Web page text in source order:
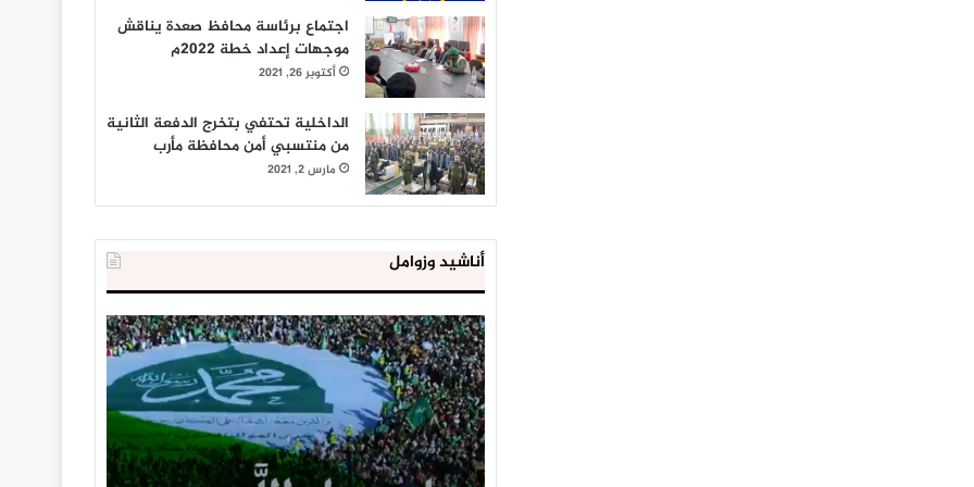
اجتماع برئاسة محافظ صعدة يناقش
موجهات إعداد خطة 2022م
أكتوبر 26, 2021
الداخلية تحتفي بتخرج الدفعة الثانية
من منتسبي أمن محافظة مأرب
مارس 2, 2021
أناشيد وزوامل
العدو
الإسرائيلي
اعتقل
543
طفلا
فلسطينيا
خلال
يناير 31, 2021
الداخلية
المصرية
إحباط
‘مخطط
كبير’
للإخوان